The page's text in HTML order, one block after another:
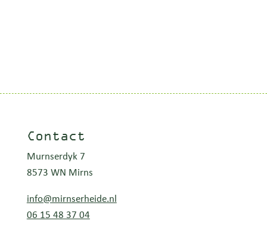
Contact
Murnserdyk 7
8573 WN Mirns
info@mirnserheide.nl
06 15 48 37 04